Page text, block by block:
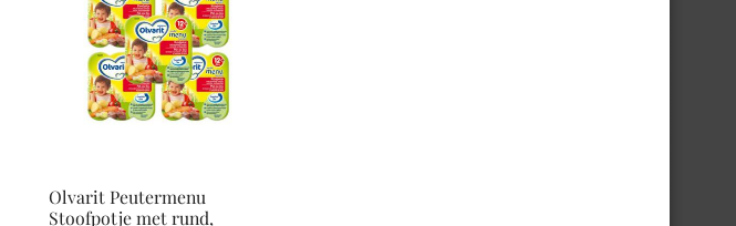
Olvarit Peutermenu
Stoofpotje met rund,